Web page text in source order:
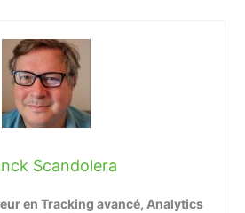
Scandolera
en Tracking avancé, Analytics